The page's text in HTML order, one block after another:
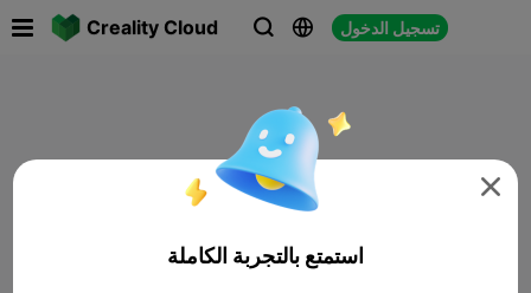
Creality Cloud   تسجيل الدخول

استمتع بالتجربة الكاملة